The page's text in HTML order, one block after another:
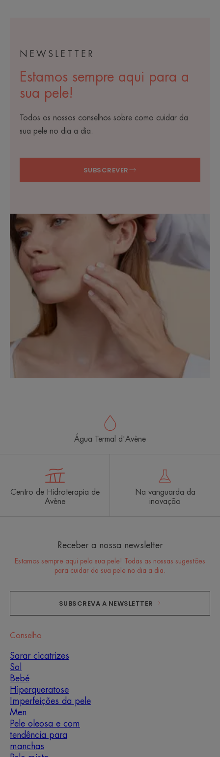
NEWSLETTER
Estamos sempre aqui para a
sua pele!
Todos os nossos conselhos sobre como cuidar da
sua pele no dia a dia.
SUBSCREVER
Água Termal d'Avène
Centro de Hidroterapia de
Avène
Na vanguarda da
inovação
Receber a nossa newsletter
Estamos sempre aqui pela sua pele! Todas as nossas sugestões
para cuidar da sua pele no dia a dia.
SUBSCREVA A NEWSLETTER
Conselho
Sarar cicatrizes
Sol
Bebé
Hiperqueratose
Imperfeições da pele
Men
Pele oleosa e com
tendência para
manchas